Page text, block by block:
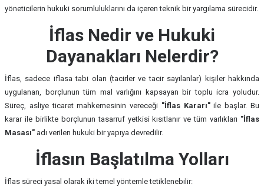
yöneticilerin hukuki sorumluluklarını da içeren teknik bir yargılama sürecidir.
İflas Nedir ve Hukuki
Dayanakları Nelerdir?
İflas, sadece iflasa tabi olan (tacirler ve tacir sayılanlar) kişiler hakkında
uygulanan, borçlunun tüm mal varlığını kapsayan bir toplu icra yoludur.
Süreç, asliye ticaret mahkemesinin vereceği "İflas Kararı"ile başlar. Bu
karar ile birlikte borçlunun tasarruf yetkisi kısıtlanır ve tüm varlıkları "İflas
Masası" adı verilen hukuki bir yapıya devredilir.
İflasın Başlatılma Yolları
İflas süreci yasal olarak iki temel yöntemle tetiklenebilir: